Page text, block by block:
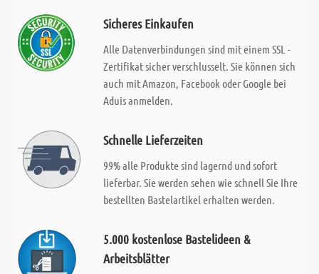
Sicheres Einkaufen
Alle Datenverbindungen sind mit einem SSL -
Zertifikat sicher verschlusselt. Sie können sich
auch mit Amazon, Facebook oder Google bei
Aduis anmelden.
Schnelle Lieferzeiten
99% alle Produkte sind lagernd und sofort
lieferbar. Sie werden sehen wie schnell Sie Ihre
bestellten Bastelartikel erhalten werden.
5.000 kostenlose Bastelideen &
Arbeitsblätter